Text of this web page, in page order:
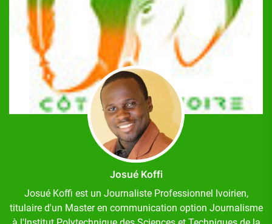
Josué Koffi
Josué Koffi est un Journaliste Professionnel Ivoirien,
titulaire d'un Master en communication option Journalisme